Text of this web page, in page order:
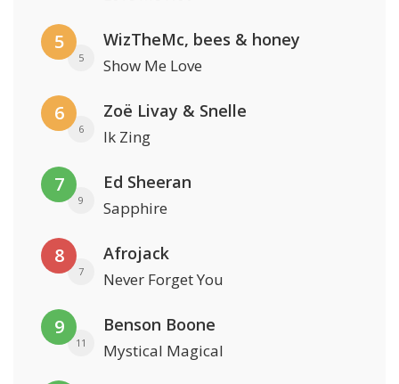
5
5
WizTheMc, bees & honey
Show Me Love
6
6
Zoë Livay & Snelle
Ik Zing
7
9
Ed Sheeran
Sapphire
8
7
Afrojack
Never Forget You
9
11
Benson Boone
Mystical Magical